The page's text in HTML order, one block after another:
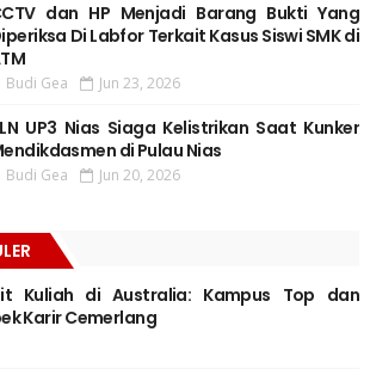
dan HP Menjadi Barang Bukti Yang
Di Labfor Terkait Kasus Siswi SMK di
Budi Gea Jun 23, 2026
UP3 Nias Siaga Kelistrikan Saat Kunker
di Pulau Nias
Budi Gea Jun 20, 2026
Kuliah di Australia: Kampus Top dan
Karir Cemerlang